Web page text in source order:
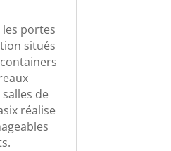
les portes
situés
containers
de
réalise